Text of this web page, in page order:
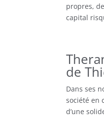
propres,
capital
de
Dans ses
société en
d’une